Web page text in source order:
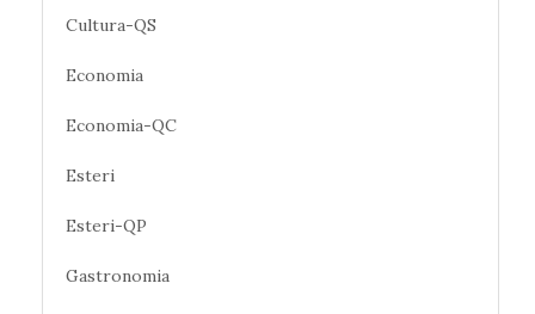
Cultura-QS
Economia
Economia-QC
Esteri
Esteri-QP
Gastronomia